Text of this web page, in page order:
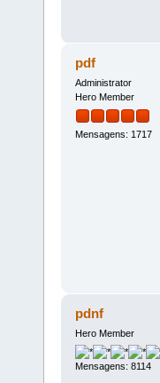
pdf
Administrator
Hero Member
Mensagens: 1717
pdnf
Hero Member
Mensagens: 8114